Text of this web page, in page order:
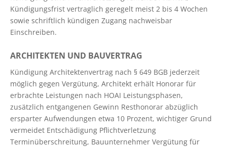
Kündigungsfrist vertraglich geregelt meist 2 bis 4 Wochen
sowie schriftlich kündigen Zugang nachweisbar
Einschreiben.
ARCHITEKTEN UND BAUVERTRAG
Kündigung Architektenvertrag nach § 649 BGB jederzeit
möglich gegen Vergütung, Architekt erhält Honorar für
erbrachte Leistungen nach HOAI Leistungsphasen,
zusätzlich entgangenen Gewinn Resthonorar abzüglich
ersparter Aufwendungen etwa 10 Prozent, wichtiger Grund
vermeidet Entschädigung Pflichtverletzung
Terminüberschreitung, Bauunternehmer Vergütung für